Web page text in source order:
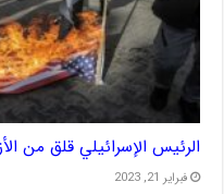
الرئيس الإسرائيلي قلق من
فبراير 21, 2023